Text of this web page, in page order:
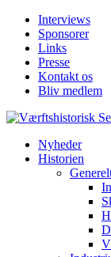
Interviews
Sponsorer
Links
Presse
Kontakt os
Bliv medlem
Nyheder
Historien